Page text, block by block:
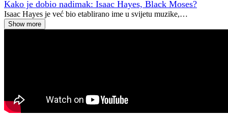
Kako je dobio nadimak: Isaac Hayes, Black Moses?
Isaac Hayes je već bio etablirano ime u svijetu muzike,…
Show more